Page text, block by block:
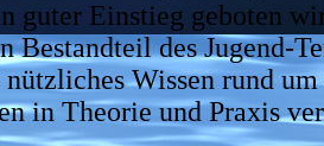
guter Einstieg geboten
des Jugend-
nützliches Wissen rund
in Theorie und Praxis